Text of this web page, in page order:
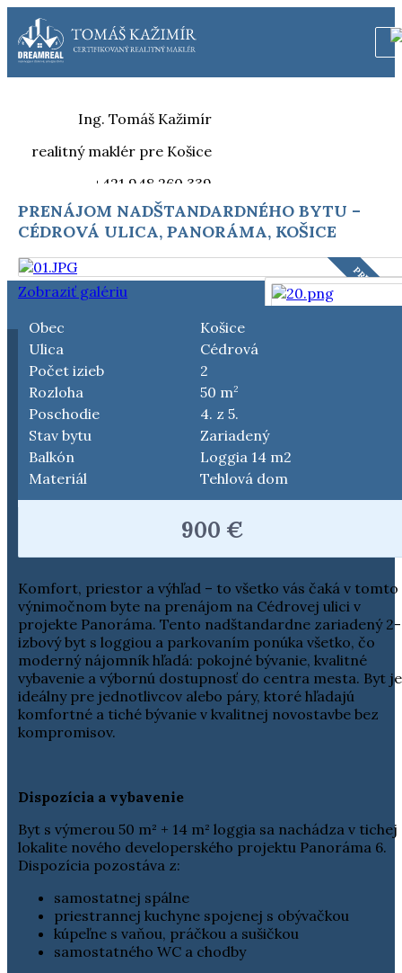
Ing. Tomáš Kažimír
realitný maklér pre Košice
+421 948 260 339
tomas@tomaskazimir.sk |
www.realitnymaklerkosice.sk
PRENÁJOM NADŠTANDARDNÉHO BYTU –
CÉDROVÁ ULICA, PANORÁMA, KOŠICE
PRENAJATÉ
Zobraziť galériu
Obec
Košice
Ulica
Cédrová
Počet izieb
2
Rozloha
50 m2
Poschodie
4. z 5.
Stav bytu
Zariadený
Balkón
Loggia 14 m2
Materiál
Tehlová dom
900 €
Komfort, priestor a výhľad – to všetko vás čaká v tomto
výnimočnom byte na prenájom na Cédrovej ulici v
projekte Panoráma. Tento nadštandardne zariadený 2-
izbový byt s loggiou a parkovaním ponúka všetko, čo
moderný nájomník hľadá: pokojné bývanie, kvalitné
vybavenie a výbornú dostupnosť do centra mesta. Byt je
ideálny pre jednotlivcov alebo páry, ktoré hľadajú
komfortné a tiché bývanie v kvalitnej novostavbe bez
kompromisov.
Dispozícia a vybavenie
Byt s výmerou 50 m² + 14 m² loggia sa nachádza v tichej
lokalite nového developerského projektu Panoráma 6.
Dispozícia pozostáva z:
samostatnej spálne
priestrannej kuchyne spojenej s obývačkou
kúpeľne s vaňou, práčkou a sušičkou
samostatného WC a chodby